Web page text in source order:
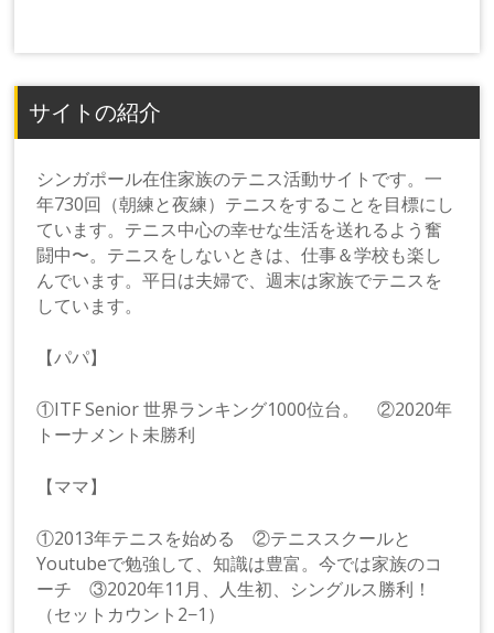
サイトの紹介
シンガポール在住家族のテニス活動サイトです。一
年730回（朝練と夜練）テニスをすることを目標にし
ています。テニス中心の幸せな生活を送れるよう奮
闘中〜。テニスをしないときは、仕事＆学校も楽し
んでいます。平日は夫婦で、週末は家族でテニスを
しています。
【パパ】
①ITF Senior 世界ランキング1000位台。 ②2020年
トーナメント未勝利
【ママ】
①2013年テニスを始める ②テニススクールと
Youtubeで勉強して、知識は豊富。今では家族のコ
ーチ ③2020年11月、人生初、シングルス勝利！
（セットカウント2−1）